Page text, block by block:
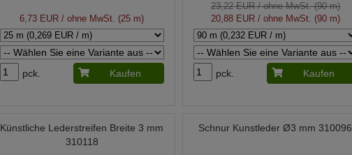
6,73 EUR / ohne MwSt. (25 m)
pck. Kaufen
23,22 EUR/ ohne MwSt. (90 m)
20,88 EUR/ ohne MwSt. (90 m)
pck. Kaufen
Künstliche Lederstreifen Breite 3 mm
310118
Schnur Kunstleder Ø3 mm 310096